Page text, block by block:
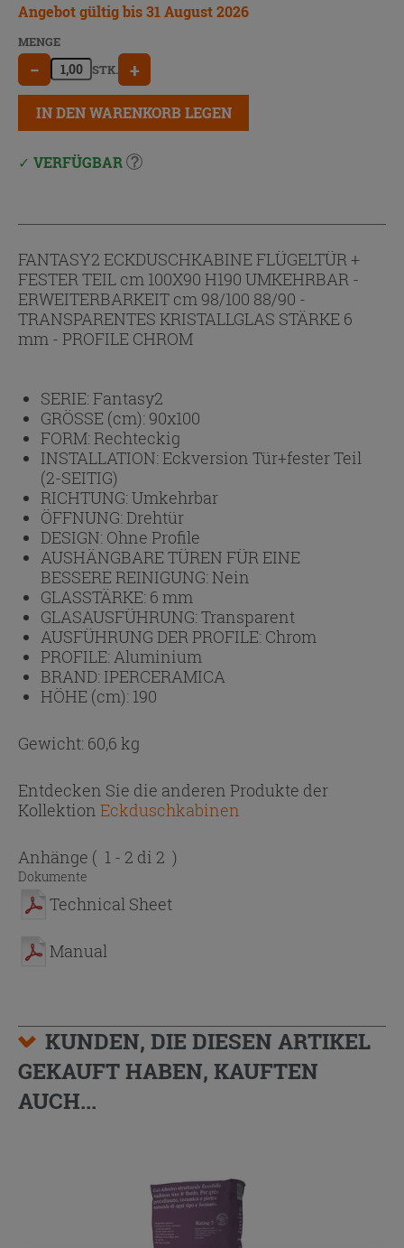
Angebot gültig bis 31 August 2026
MENGE
− STK. +
IN DEN WARENKORB LEGEN
VERFÜGBAR
FANTASY2 ECKDUSCHKABINE FLÜGELTÜR +
FESTER TEIL cm 100X90 H190 UMKEHRBAR -
ERWEITERBARKEIT cm 98/100 88/90 -
TRANSPARENTES KRISTALLGLAS STÄRKE 6
mm - PROFILE CHROM
SERIE:Fantasy2
GRÖSSE (cm): 90x100
FORM:Rechteckig
INSTALLATION:Eckversion Tür+fester Teil
(2-SEITIG)
RICHTUNG:Umkehrbar
ÖFFNUNG:Drehtür
DESIGN: Ohne Profile
AUSHÄNGBARE TÜREN FÜR EINE
BESSERE REINIGUNG:Nein
GLASSTÄRKE: 6 mm
GLASAUSFÜHRUNG:Transparent
AUSFÜHRUNG DER PROFILE: Chrom
PROFILE: Aluminium
BRAND: IPERCERAMICA
HÖHE (cm): 190
Gewicht: 60,6 kg
Entdecken Sie die anderen Produkte der
Kollektion Eckduschkabinen
Anhänge ( 1 - 2 di 2 )
Dokumente
Technical Sheet
Manual
KUNDEN, DIE DIESEN ARTIKEL
GEKAUFT HABEN, KAUFTEN
AUCH...